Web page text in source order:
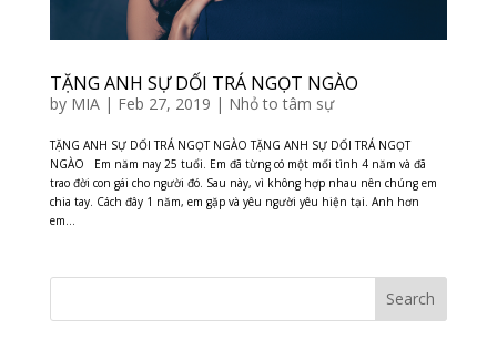
TẶNG ANH SỰ DỐI TRÁ NGỌT NGÀO
by MIA| Feb 27, 2019 | Nhỏ to tâm sự
TẶNG ANH SỰ DỐI TRÁ NGỌT NGÀO TẶNG ANH SỰ DỐI TRÁ NGỌT
NGÀO Em năm nay 25 tuổi. Em đã từng có một mối tình 4 năm và đã
trao đời con gái cho người đó. Sau này, vì không hợp nhau nên chúng em
chia tay. Cách đây 1 năm, em gặp và yêu người yêu hiện tại. Anh hơn
em...